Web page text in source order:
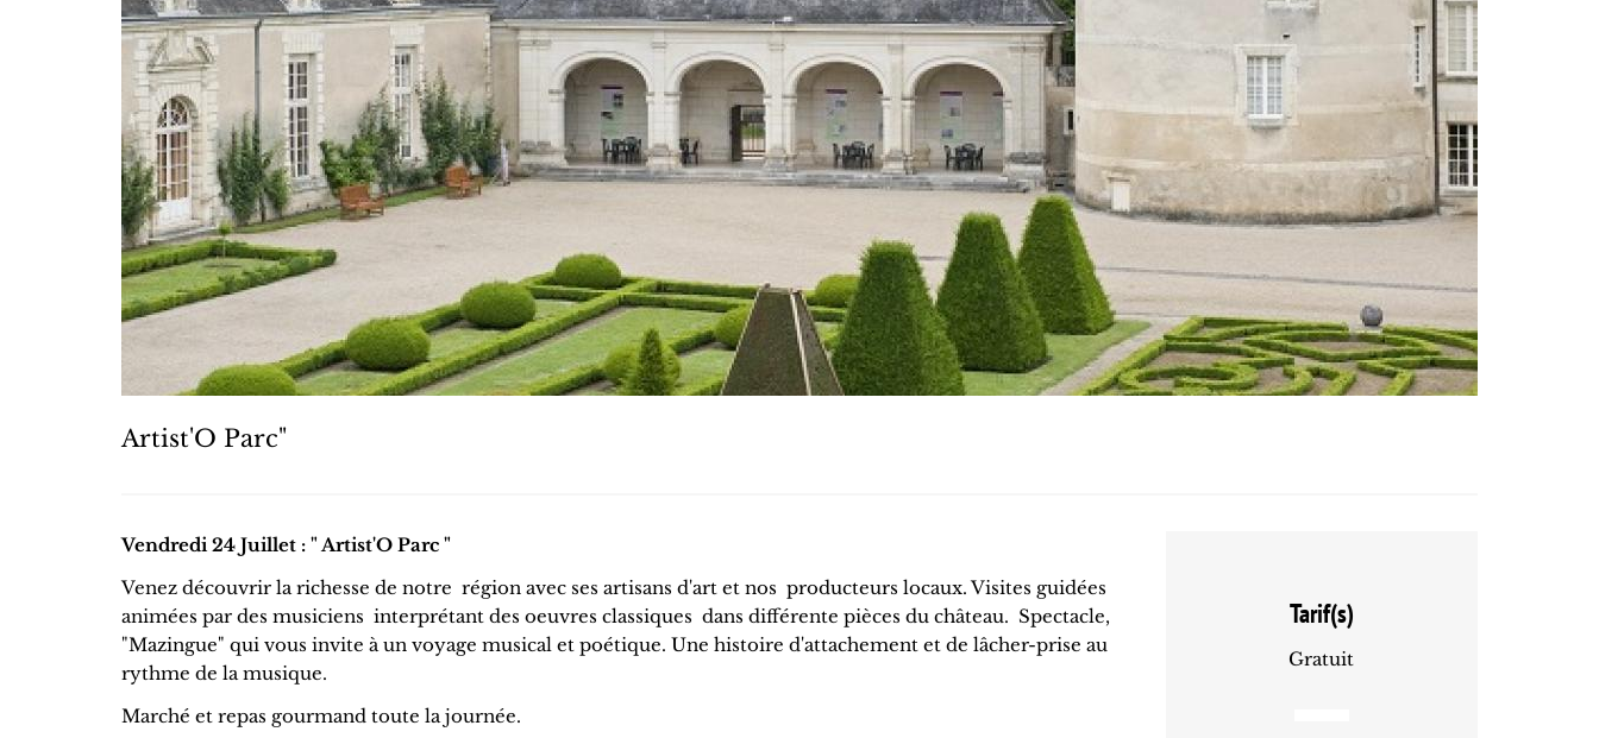
Artist'O Parc"
Vendredi 24 Juillet : " Artist'O Parc "
Venez découvrir la richesse de notre région avec ses artisans d'art et nos producteurs locaux. Visites guidées
animées par des musiciens interprétant des oeuvres classiques dans différente pièces du château. Spectacle,
"Mazingue" qui vous invite à un voyage musical et poétique. Une histoire d'attachement et de lâcher-prise au
rythme de la musique.
Marché et repas gourmand toute la journée.
Tarif(s)
Gratuit